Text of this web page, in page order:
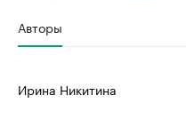
Авторы
Ирина Никитина